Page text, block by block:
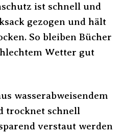
ist schnell und
gezogen und hält
So bleiben Bücher
Wetter gut
wasserabweisendem
trocknet schnell
verstaut werden